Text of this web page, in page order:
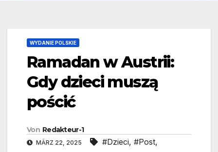
WYDANIE POLSKIE
Ramadan w Austrii:
Gdy dzieci muszą
pościć
Von Redakteur-1
MÄRZ 22, 2025 #Dzieci, #Post,